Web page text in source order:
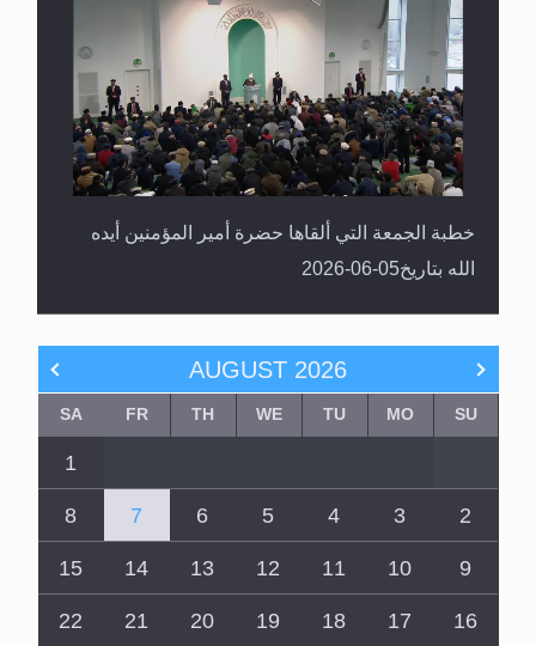
خطبة الجمعة التي ألقاها حضرة أمير المؤمنين أيده
الله بتاريخ05-06-2026
AUGUST 2026
SU
MO
TU
WE
TH
FR
SA
1
2
3
4
5
6
7
8
9
10
11
12
13
14
15
16
17
18
19
20
21
22